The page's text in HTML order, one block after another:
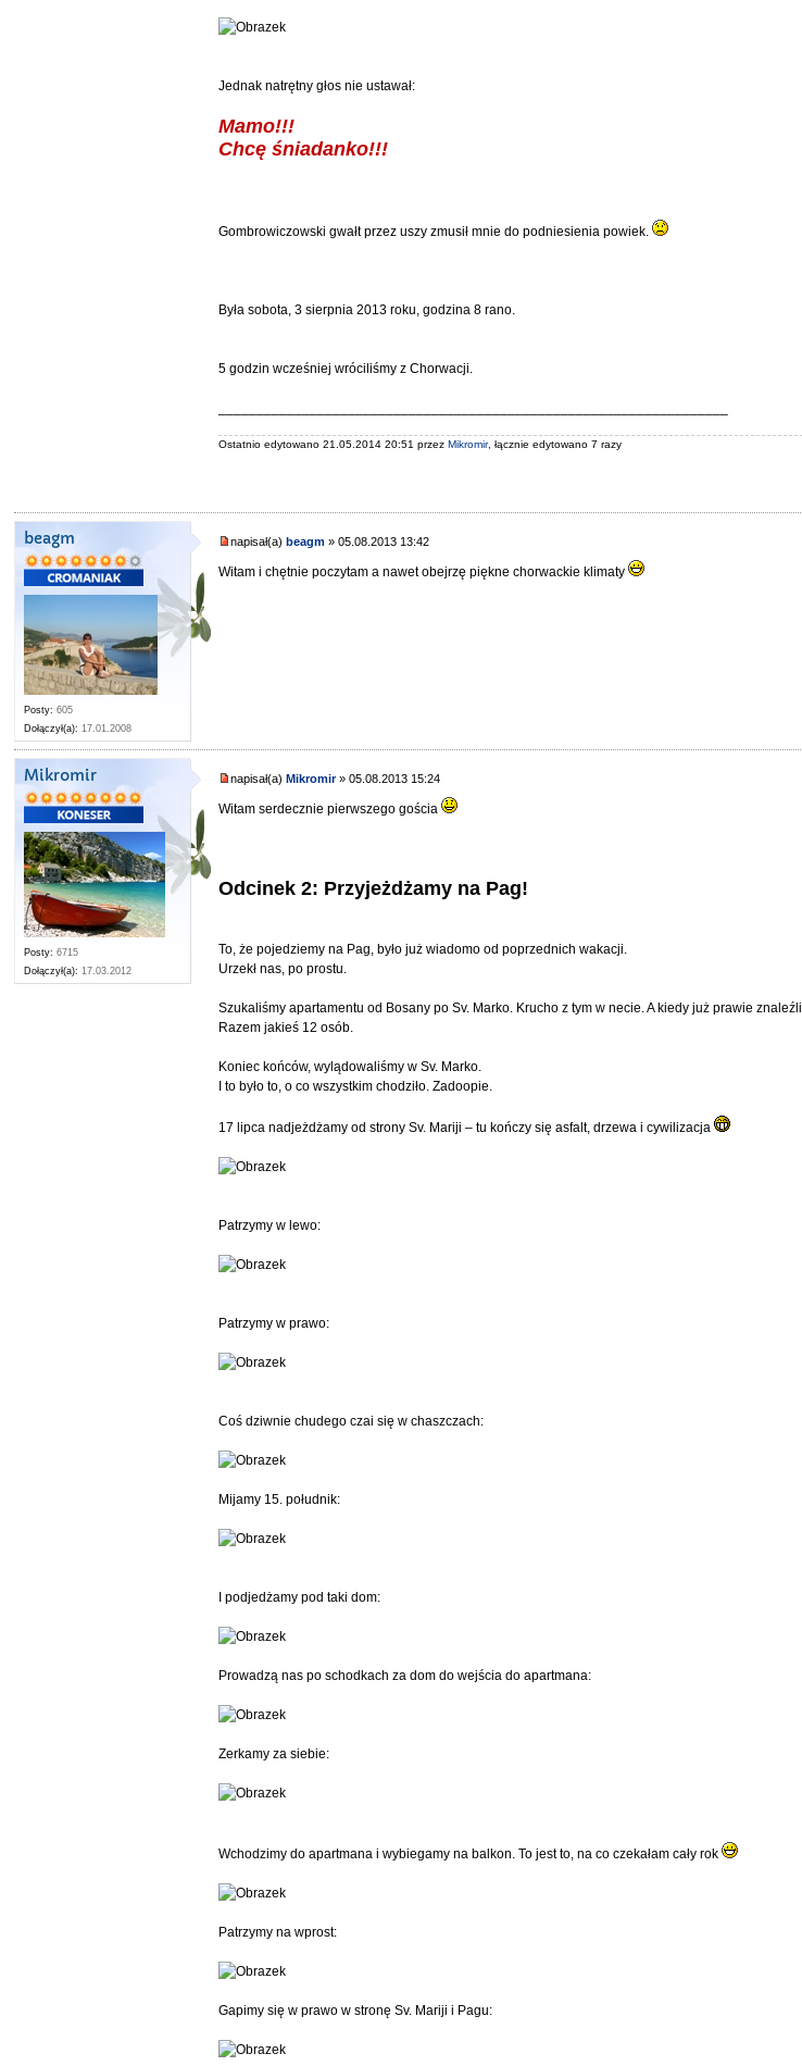
Jednak natrętny głos nie ustawał:
Mamo!!!
Chcę śniadanko!!!
Gombrowiczowski gwałt przez uszy zmusił mnie do podniesienia powiek.
Była sobota, 3 sierpnia 2013 roku, godzina 8 rano.
5 godzin wcześniej wróciliśmy z Chorwacji.
Ostatnio edytowano 21.05.2014 20:51 przezMikromir, łącznie edytowano 7 razy
beagm
Posty: 605
Dołączył(a): 17.01.2008
napisał(a)beagm » 05.08.2013 13:42
Witam i chętnie poczytam a nawet obejrzę piękne chorwackie klimaty
Mikromir
Posty: 6715
Dołączył(a): 17.03.2012
napisał(a)Mikromir» 05.08.2013 15:24
Witam serdecznie pierwszego gościa
Odcinek 2: Przyjeżdżamy na Pag!
To, że pojedziemy na Pag, było już wiadomo od poprzednich wakacji.
Urzekł nas, po prostu.
Szukaliśmy apartamentu od Bosany po Sv. Marko. Krucho z tym w necie. A kiedy już prawie
Razem jakieś 12 osób.
Koniec końców, wylądowaliśmy w Sv. Marko.
I to było to, o co wszystkim chodziło. Zadoopie.
17 lipca nadjeżdżamy od strony Sv. Mariji – tu kończy się asfalt, drzewa i cywilizacja
Patrzymy w lewo:
Patrzymy w prawo:
Coś dziwnie chudego czai się w chaszczach:
Mijamy 15. południk:
I podjedżamy pod taki dom:
Prowadzą nas po schodkach za dom do wejścia do apartmana:
Zerkamy za siebie:
Wchodzimy do apartmana i wybiegamy na balkon. To jest to, na co czekałam cały rok
Patrzymy na wprost:
Gapimy się w prawo w stronę Sv. Mariji i Pagu: